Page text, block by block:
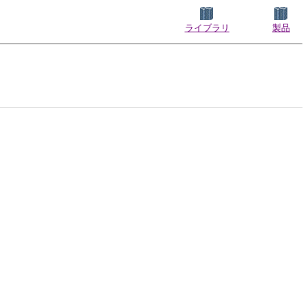
ライブラリ 製品